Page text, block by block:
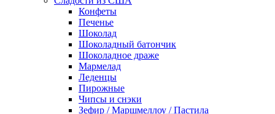
Конфеты
Печенье
Шоколад
Шоколадный батончик
Шоколадное драже
Мармелад
Леденцы
Пирожные
Чипсы и снэки
Зефир / Маршмеллоу / Пастила